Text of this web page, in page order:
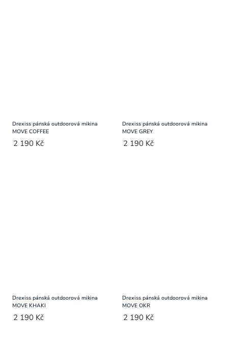
Drexiss pánská outdoorová mikina
MOVE COFFEE
2 190 Kč
Drexiss pánská outdoorová mikina
MOVE GREY
2 190 Kč
Drexiss pánská outdoorová mikina
MOVE KHAKI
2 190 Kč
Drexiss pánská outdoorová mikina
MOVE OKR
2 190 Kč